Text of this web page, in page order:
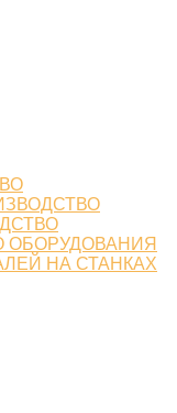
ОБОРУДОВАНИЯ
НА СТАНКАХ